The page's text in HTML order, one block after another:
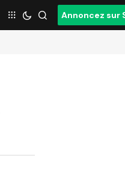
Annoncez sur